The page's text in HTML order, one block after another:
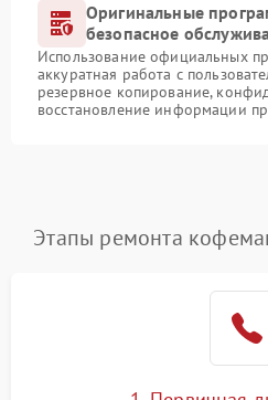
Оригинальные
безопасное
Использование официальных
аккуратная работа с
резервное копирование,
восстановление информации
Этапы ремонта